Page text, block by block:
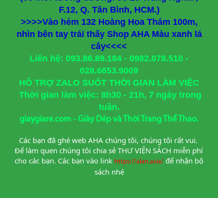
F.12, Q. Tân Bình, HCM.)
>>>>Vào hẻm 132 Hoàng Hoa Thám 100m,
nhìn bên tay trái thấy Shop AHA Màu xanh lá
cây<<<<
Liên hệ: 093.86.89.184 - 0982.078.510 -
028.6653.9009
HỖ TRỢ ZALO SUỐT THỜI GIAN LÀM VIỆC
Thời gian làm việc: 8h30 - 21h, 7 ngày trong
tuần.
giaygiare.com - Giày Dép và Thời Trang Thể Thao.
Các bạn đã ghé web AHA chúng tôi, chúng tôi rất vui.
Để làm quen chúng tôi chia sẻ THƯ VIỆN SÁCH miễn phí
cho các bạn. Các bạn vào link https://alan.asia/ để nhận bộ
sách nhé